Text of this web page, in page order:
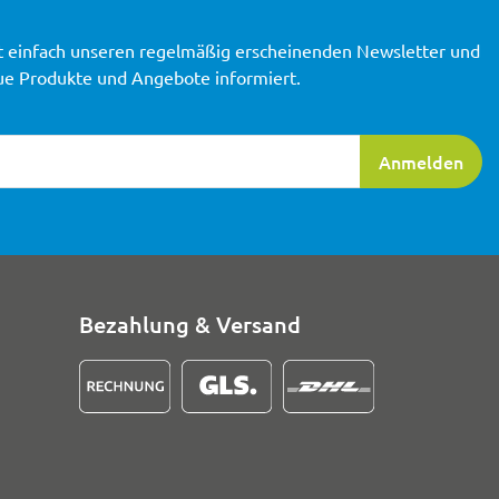
Anmelden
einfach unseren regelmäßig erscheinenden Newsletter und
Produkte und Angebote informiert.
Bezahlung & Versand